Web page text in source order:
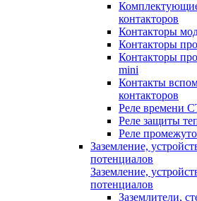
контакторов
Контакторы
Контакторы
Контакторы
mini
Контакты
контакторов
Реле времени
Реле защиты
Реле
Заземление,
потенциалов
Заземление,
потенциалов
Заземлители,